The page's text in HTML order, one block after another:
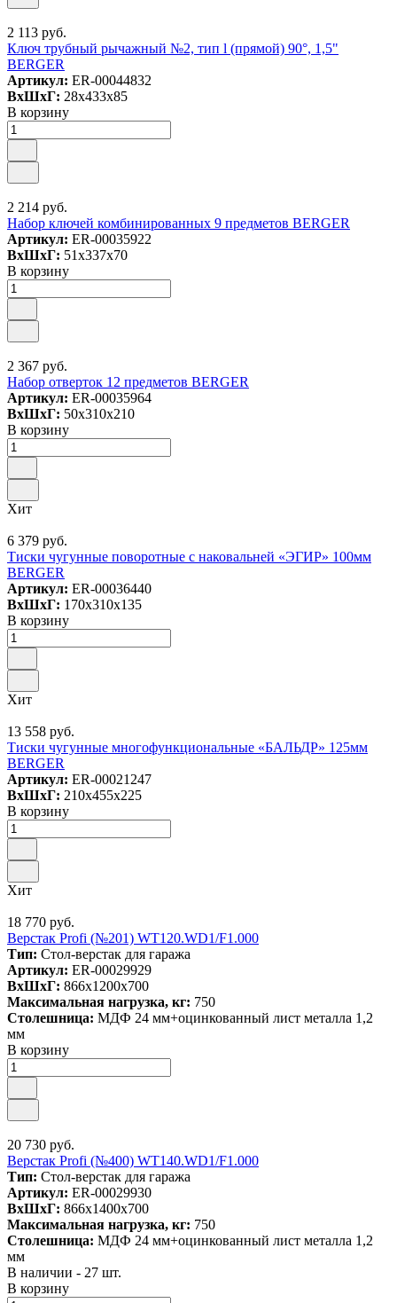
2 113 руб.
Ключ трубный рычажный №2, тип l (прямой) 90°, 1,5"
BERGER
Артикул: ER-00044832
ВxШxГ: 28x433x85
В корзину
2 214 руб.
Набор ключей комбинированных 9 предметов BERGER
Артикул: ER-00035922
ВxШxГ: 51x337x70
В корзину
2 367 руб.
Набор отверток 12 предметов BERGER
Артикул: ER-00035964
ВxШxГ: 50x310x210
В корзину
Хит
6 379 руб.
Тиски чугунные поворотные с наковальней «ЭГИР» 100мм
BERGER
Артикул: ER-00036440
ВxШxГ: 170x310x135
В корзину
Хит
13 558 руб.
Тиски чугунные многофункциональные «БАЛЬДР» 125мм
BERGER
Артикул: ER-00021247
ВxШxГ: 210x455x225
В корзину
Хит
18 770 руб.
Верстак Profi (№201) WT120.WD1/F1.000
Тип: Стол-верстак для гаража
Артикул: ER-00029929
ВxШxГ: 866x1200x700
Максимальная нагрузка, кг: 750
Столешница: МДФ 24 мм+оцинкованный лист металла 1,2
мм
В корзину
20 730 руб.
Верстак Profi (№400) WT140.WD1/F1.000
Тип: Стол-верстак для гаража
Артикул: ER-00029930
ВxШxГ: 866x1400x700
Максимальная нагрузка, кг: 750
Столешница: МДФ 24 мм+оцинкованный лист металла 1,2
мм
В наличии - 27 шт.
В корзину